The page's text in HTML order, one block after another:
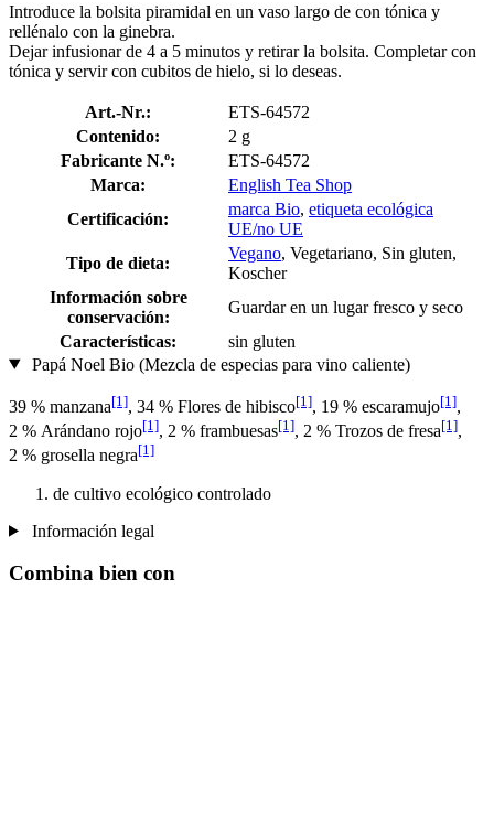
Introduce la bolsita piramidal en un vaso largo de con tónica y
rellénalo con la ginebra.
Dejar infusionar de 4 a 5 minutos y retirar la bolsita. Completar con
tónica y servir con cubitos de hielo, si lo deseas.
Art.-Nr.:
ETS-64572
Contenido:
2 g
Fabricante N.º:
ETS-64572
Marca:
English Tea Shop
Certificación:
marca Bio, etiqueta ecológica
UE/no UE
Tipo de dieta:
Vegano, Vegetariano, Sin gluten,
Koscher
Información sobre
conservación:
Guardar en un lugar fresco y seco
Características:
sin gluten
Papá Noel Bio (Mezcla de especias para vino caliente)
39 % manzana[1], 34 % Flores de hibisco[1], 19 % escaramujo[1],
2 % Arándano rojo[1], 2 % frambuesas[1], 2 % Trozos de fresa[1],
2 % grosella negra[1]
de cultivo ecológico controlado
Información legal
Combina bien con